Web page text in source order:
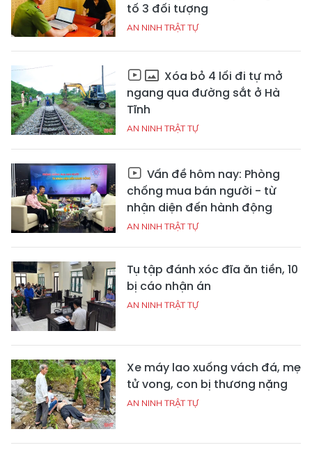
tố 3 đối tượng
AN NINH TRẬT TỰ
Xóa bỏ 4 lối đi tự mở
ngang qua đường sắt ở Hà
Tĩnh
AN NINH TRẬT TỰ
Vấn đề hôm nay: Phòng
chống mua bán người - từ
nhận diện đến hành động
AN NINH TRẬT TỰ
Tụ tập đánh xóc đĩa ăn tiền, 10
bị cáo nhận án
AN NINH TRẬT TỰ
Xe máy lao xuống vách đá, mẹ
tử vong, con bị thương nặng
AN NINH TRẬT TỰ